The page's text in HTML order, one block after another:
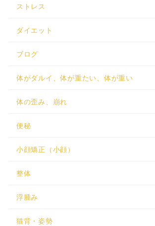
ストレス
ダイエット
ブログ
体がダルイ、体が重たい、体が重い
体の歪み、崩れ
便秘
小顔矯正（小顔）
整体
浮腫み
猫背・姿勢